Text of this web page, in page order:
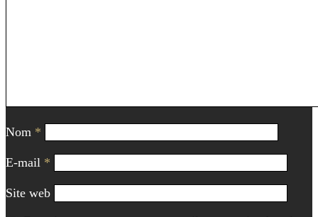
Nom *
E-mail *
Site web